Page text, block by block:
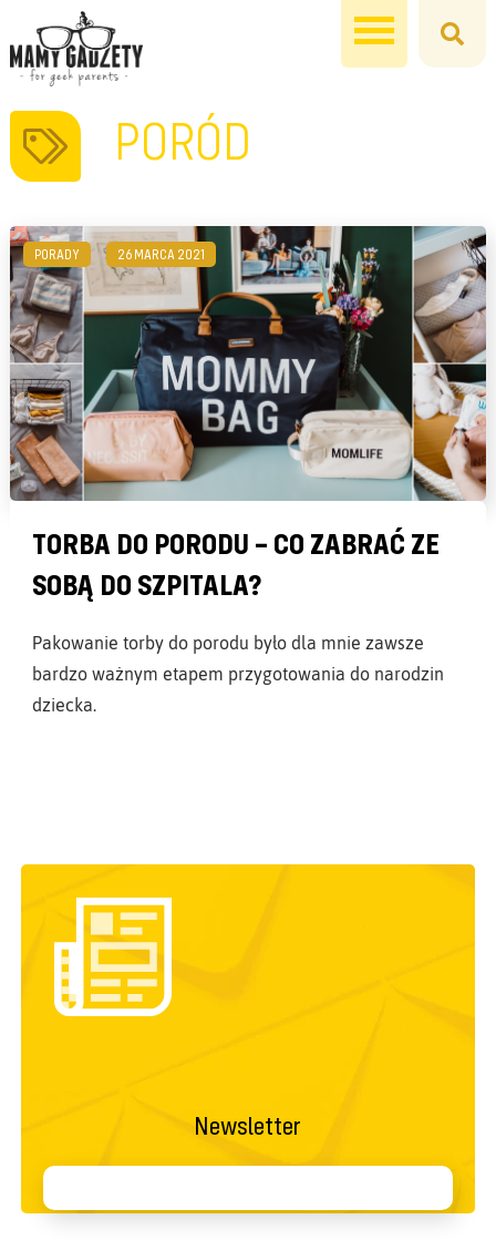
PORÓD
PORADY 26 MARCA 2021
TORBA DO PORODU – CO ZABRAĆ ZE
SOBĄ DO SZPITALA?
Pakowanie torby do porodu było dla mnie zawsze
bardzo ważnym etapem przygotowania do narodzin
dziecka.
Newsletter